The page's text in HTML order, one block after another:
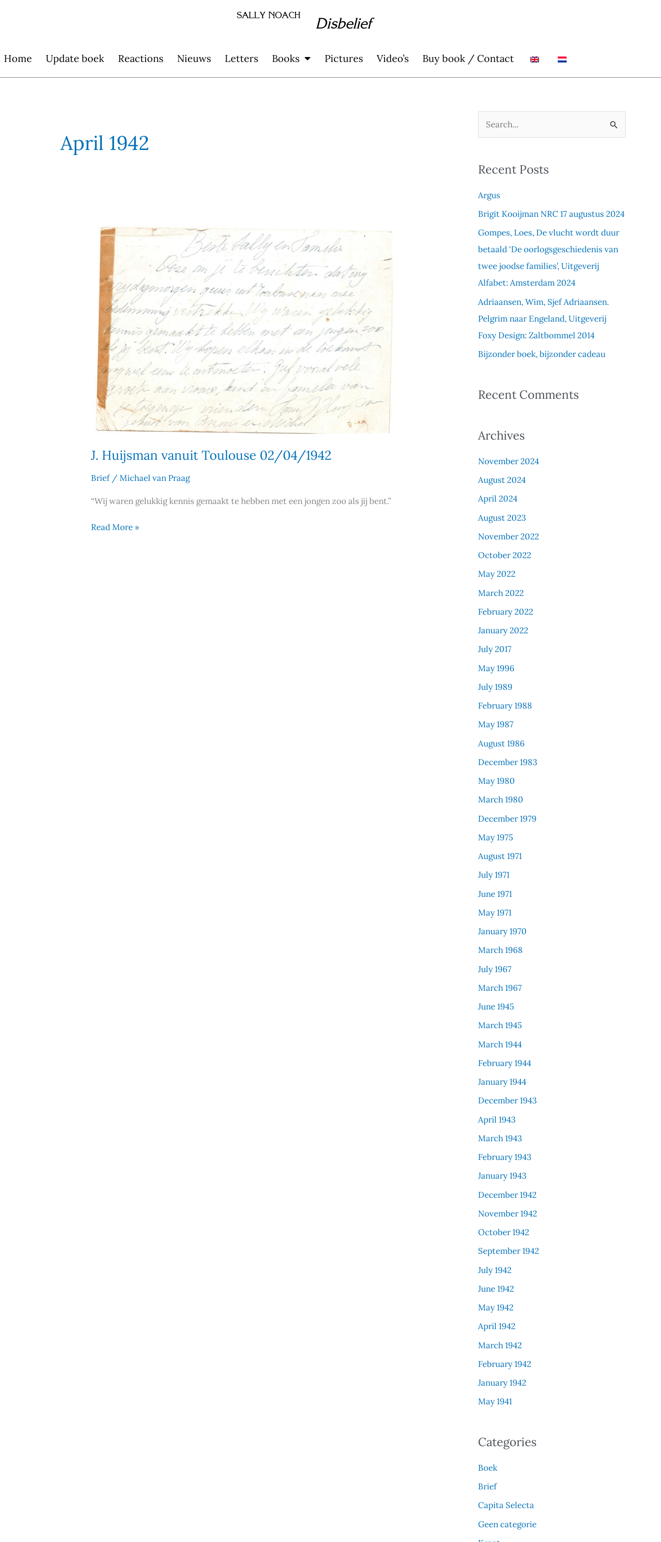
SALLY NOACH Disbelief
Home Update boek Reactions Nieuws Letters Books Pictures Video’s Buy book / Contact
April 1942
J. Huijsman vanuit Toulouse 02/04/1942
Brief/Michael van Praag
“Wij waren gelukkig kennis gemaakt te hebben met een jongen zoo als jij bent.”
Huijsman
vanuit
Toulouse
02/04/1942
Read More »
r
c
h
f
o
Recent Posts
Argus
Brigit Kooijman NRC 17 augustus 2024
Gompes, Loes, De vlucht wordt duur
betaald ‘De oorlogsgeschiedenis van
twee joodse families’, Uitgeverij
Alfabet: Amsterdam 2024
Adriaansen, Wim, Sjef Adriaansen.
Pelgrim naar Engeland, Uitgeverij
Foxy Design: Zaltbommel 2014
Bijzonder boek, bijzonder cadeau
Recent Comments
Archives
November 2024
August 2024
April 2024
August 2023
November 2022
October 2022
May 2022
March 2022
February 2022
January 2022
July 2017
May 1996
July 1989
February 1988
May 1987
August 1986
December 1983
May 1980
March 1980
December 1979
May 1975
August 1971
July 1971
June 1971
May 1971
January 1970
March 1968
July 1967
March 1967
June 1945
March 1945
March 1944
February 1944
January 1944
December 1943
April 1943
March 1943
February 1943
January 1943
December 1942
November 1942
October 1942
September 1942
July 1942
June 1942
May 1942
April 1942
March 1942
February 1942
January 1942
May 1941
Categories
Boek
Brief
Capita Selecta
Geen categorie